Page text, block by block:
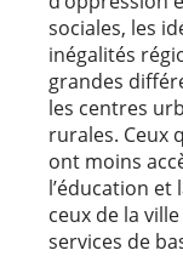
sociales, les
inégalités
grandes
les centres
rurales. Ceux
ont moins
l’éducation
ceux de la
services de